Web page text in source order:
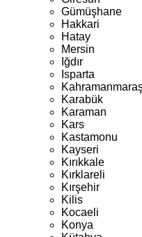
Gümüşhane
Hakkari
Hatay
Mersin
Iğdır
Isparta
Karabük
Karaman
Kars
Kastamonu
Kayseri
Kırıkkale
Kırklareli
Kırşehir
Kilis
Kocaeli
Konya